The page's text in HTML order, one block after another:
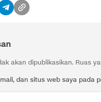
akan dipublikasikan. Ruas
dan situs web saya pada